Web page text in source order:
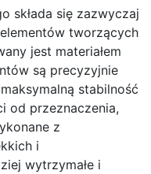
składa się zazwyczaj
tworzących
jest materiałem
są precyzyjnie
stabilność
od przeznaczenia,
z
i
wytrzymałe i